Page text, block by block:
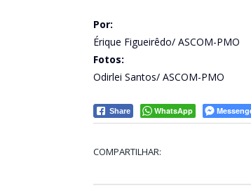
Por:
Érique Figueirêdo/ ASCOM-PMO
Fotos:
Odirlei Santos/ ASCOM-PMO
Share WhatsApp
COMPARTILHAR: